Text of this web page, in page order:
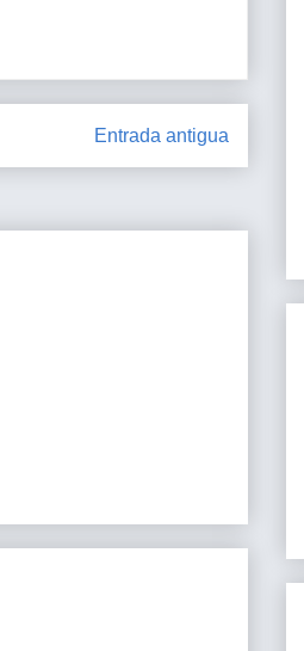
Entrada antigua